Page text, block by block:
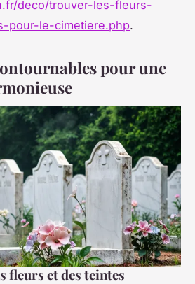
deco/trouver-les-fleurs-
pour-le-cimetiere.php.
pour une
fleurs et des teintes